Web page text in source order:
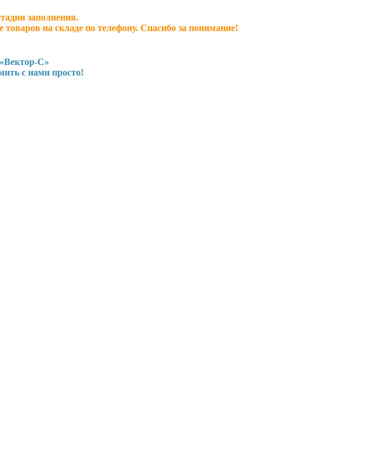
заполнения.
на складе по телефону. Спасибо за понимание!
С»
просто!